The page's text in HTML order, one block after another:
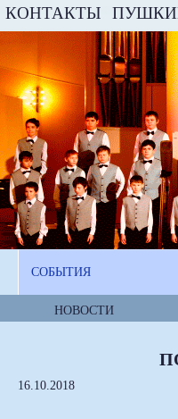
КОНТАКТЫ
СОБЫТИЯ
НОВОСТИ
16.10.2018